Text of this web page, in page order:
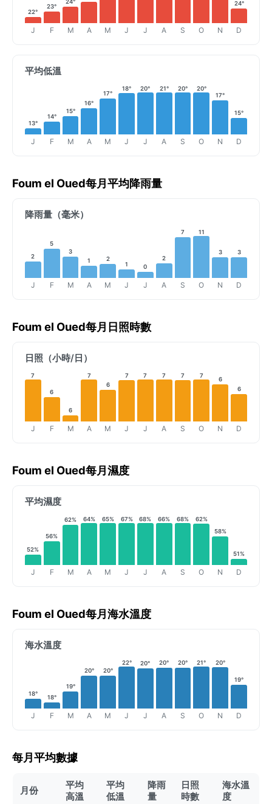
22°
J
23°
F
24°
M A M J J A S O N
24°
D
平均低溫
13°
J
14°
F
15°
M
16°
A
17°
M
18°
J
20°
J
21°
A
20°
S
20°
O
17°
N
15°
D
Foum el Oued每月平均降雨量
降雨量（毫米）
2
J
5
F
3
M
1
A
2
M
1
J
0
J
2
A
7
S
11
O
3
N
3
D
Foum el Oued每月日照時數
日照（小時/日）
7
J
6
F
6
M
7
A
6
M
7
J
7
J
7
A
7
S
7
O
6
N
6
D
Foum el Oued每月濕度
平均濕度
52%
J
56%
F
62%
M
64%
A
65%
M
67%
J
68%
J
66%
A
68%
S
62%
O
58%
N
51%
D
Foum el Oued每月海水溫度
海水溫度
18°
J
18°
F
19°
M
20°
A
20°
M
22°
J
20°
J
20°
A
20°
S
21°
O
20°
N
19°
D
每月平均數據
月份
平均
高溫
平均
低溫
降雨
量
日照
時數
海水溫
度